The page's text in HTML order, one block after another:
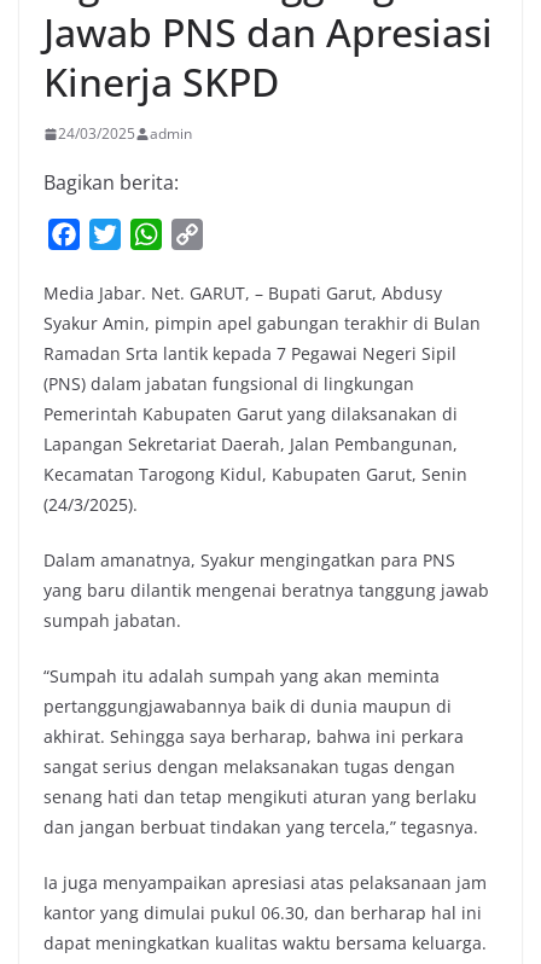
Jawab PNS dan Apresiasi
Kinerja SKPD
24/03/2025 admin
Bagikan berita:
c
e
b
o
o
k
i
t
t
e
r
W
a
t
s
A
p
p
p
y
L
i
n
k
Media Jabar. Net. GARUT, – Bupati Garut, Abdusy
Syakur Amin, pimpin apel gabungan terakhir di Bulan
Ramadan Srta lantik kepada 7 Pegawai Negeri Sipil
(PNS) dalam jabatan fungsional di lingkungan
Pemerintah Kabupaten Garut yang dilaksanakan di
Lapangan Sekretariat Daerah, Jalan Pembangunan,
Kecamatan Tarogong Kidul, Kabupaten Garut, Senin
(24/3/2025).
Dalam amanatnya, Syakur mengingatkan para PNS
yang baru dilantik mengenai beratnya tanggung jawab
sumpah jabatan.
“Sumpah itu adalah sumpah yang akan meminta
pertanggungjawabannya baik di dunia maupun di
akhirat. Sehingga saya berharap, bahwa ini perkara
sangat serius dengan melaksanakan tugas dengan
senang hati dan tetap mengikuti aturan yang berlaku
dan jangan berbuat tindakan yang tercela,” tegasnya.
Ia juga menyampaikan apresiasi atas pelaksanaan jam
kantor yang dimulai pukul 06.30, dan berharap hal ini
dapat meningkatkan kualitas waktu bersama keluarga.